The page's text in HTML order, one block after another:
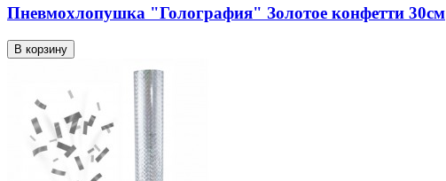
Пневмохлопушка "Голография" Золотое конфетти 30см
В корзину